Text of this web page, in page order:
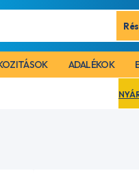
ADALÉKOK
NYÁRI LEÁLLÁS